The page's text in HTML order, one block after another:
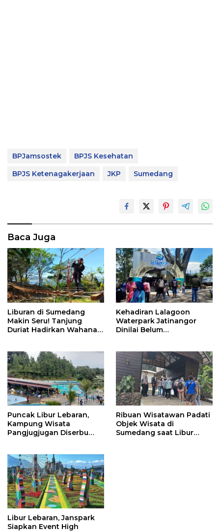
BPJamsostek
BPJS Kesehatan
BPJS Ketenagakerjaan
JKP Sumedang
Baca Juga
Liburan di Sumedang
Makin Seru! Tanjung
Duriat Hadirkan Wahana
Jatigede
Kehadiran Lalagoon
Waterpark Jatinangor
Dinilai Belum
Puncak Libur Lebaran,
Kampung Wisata
Pangjugjugan Diserbu
Ribuan Wisatawan Padati
Objek Wisata di
Sumedang saat Libur
Libur Lebaran, Janspark
Siapkan Event High